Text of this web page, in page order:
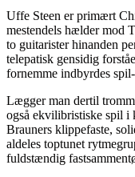
Uffe Steen er primært
mestendels hælder mod
to guitarister hinanden
telepatisk gensidig
fornemme indbyrdes
Lægger man dertil
også ekvilibristiske spil i
Brauners klippefaste,
aldeles toptunet
fuldstændig